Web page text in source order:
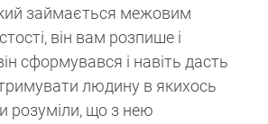
займається межовим
він вам розпише і
сформувався і навіть дасть
людину в якихось
розуміли, що з нею